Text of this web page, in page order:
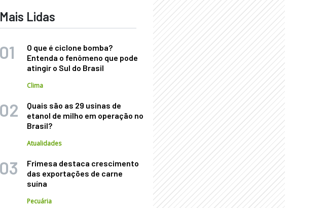
Mais Lidas
O que é ciclone bomba?
Entenda o fenômeno que pode
atingir o Sul do Brasil
Clima
Quais são as 29 usinas de
etanol de milho em operação no
Brasil?
Atualidades
Frimesa destaca crescimento
das exportações de carne
suína
Pecuária